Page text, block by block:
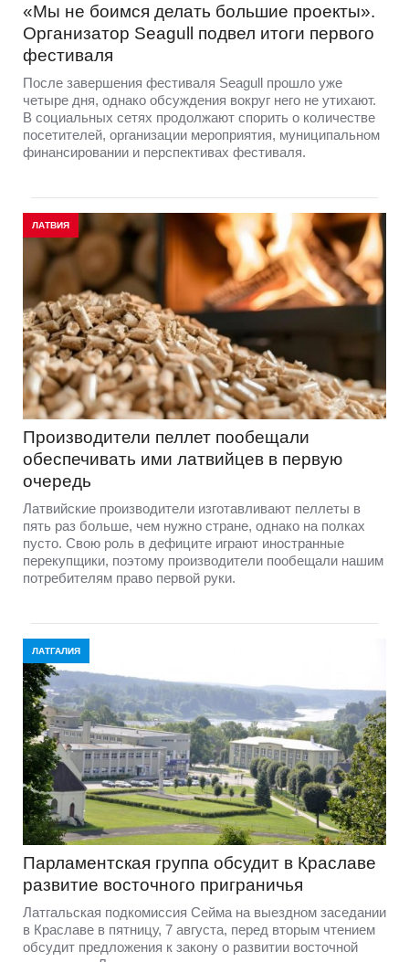
«Мы не боимся делать большие проекты».
Организатор Seagull подвел итоги первого
фестиваля
После завершения фестиваля Seagull прошло уже
четыре дня, однако обсуждения вокруг него не утихают.
В социальных сетях продолжают спорить о количестве
посетителей, организации мероприятия, муниципальном
финансировании и перспективах фестиваля.
ЛАТВИЯ
Производители пеллет пообещали
обеспечивать ими латвийцев в первую
очередь
Латвийские производители изготавливают пеллеты в
пять раз больше, чем нужно стране, однако на полках
пусто. Свою роль в дефиците играют иностранные
перекупщики, поэтому производители пообещали нашим
потребителям право первой руки.
ЛАТГАЛИЯ
Парламентская группа обсудит в Краславе
развитие восточного приграничья
Латгальская подкомиссия Сейма на выездном заседании
в Краславе в пятницу, 7 августа, перед вторым чтением
обсудит предложения к закону о развитии восточной